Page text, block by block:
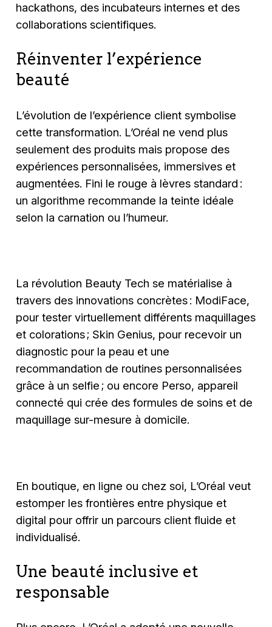
hackathons, des incubateurs internes et des
collaborations scientifiques.
Réinventer l’expérience
beauté
L’évolution de l’expérience client symbolise
cette transformation. L’Oréal ne vend plus
seulement des produits mais propose des
expériences personnalisées, immersives et
augmentées. Fini le rouge à lèvres standard :
un algorithme recommande la teinte idéale
selon la carnation ou l’humeur.
La révolution Beauty Tech se matérialise à
travers des innovations concrètes : ModiFace,
pour tester virtuellement différents maquillages
et colorations ; Skin Genius, pour recevoir un
diagnostic pour la peau et une
recommandation de routines personnalisées
grâce à un selfie ; ou encore Perso, appareil
connecté qui crée des formules de soins et de
maquillage sur-mesure à domicile.
En boutique, en ligne ou chez soi, L’Oréal veut
estomper les frontières entre physique et
digital pour offrir un parcours client fluide et
individualisé.
Une beauté inclusive et
responsable